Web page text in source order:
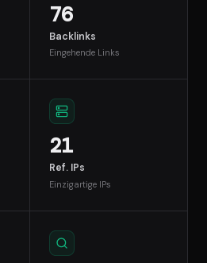
76
Backlinks
Eingehende Links
21
Ref. IPs
Einzigartige IPs